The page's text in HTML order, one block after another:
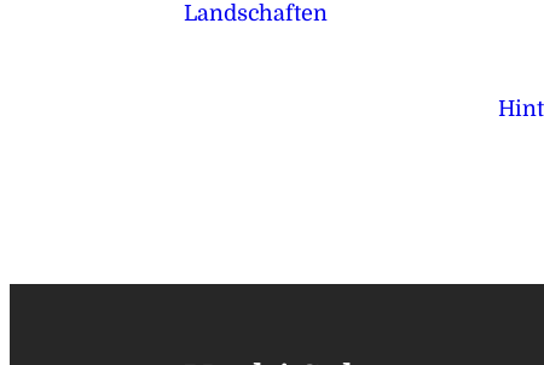
Landschaften